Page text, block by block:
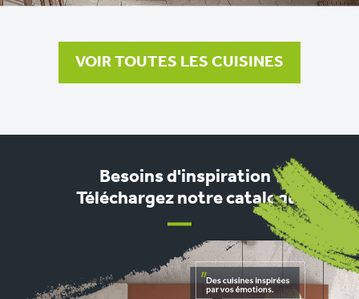
VOIR TOUTES LES CUISINES
Besoins d'inspiration ?
Téléchargez notre catalogue